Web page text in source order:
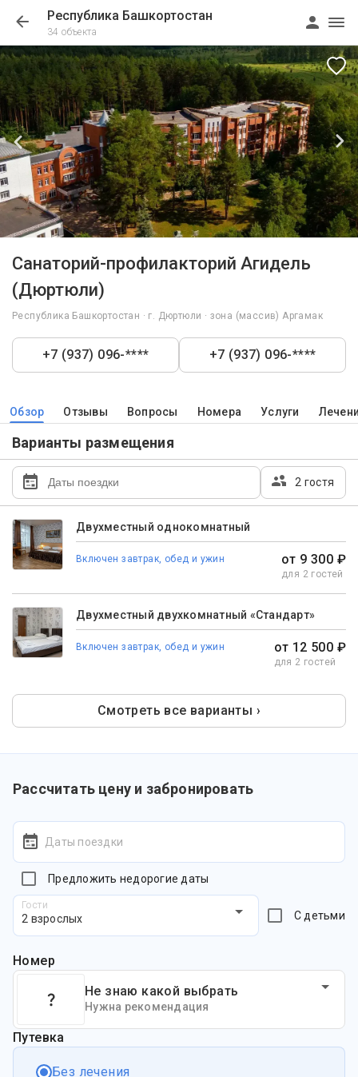
Республика Башкортостан
34 объекта
Санаторий-профилакторий Агидель
(Дюртюли)
Республика Башкортостан · г. Дюртюли · зона (массив) Аргамак
+7 (937) 096-**** +7 (937) 096-****
Обзор Отзывы Вопросы Номера Услуги
Варианты размещения
2 гостя
Двухместный однокомнатный
Включен завтрак, обед и ужин от 9 300 ₽
для 2 гостей
Двухместный двухкомнатный «Стандарт»
Включен завтрак, обед и ужин от 12 500 ₽
для 2 гостей
Смотреть все варианты ›
Рассчитать цену и забронировать
Даты поездки
Предложить недорогие даты
Гости
2 взрослых С детьми
Номер
Не знаю какой выбрать
Нужна рекомендация
Путевка
Без лечения